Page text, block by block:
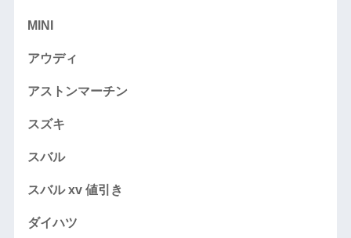
MINI
アウディ
アストンマーチン
スズキ
スバル
スバル xv 値引き
ダイハツ